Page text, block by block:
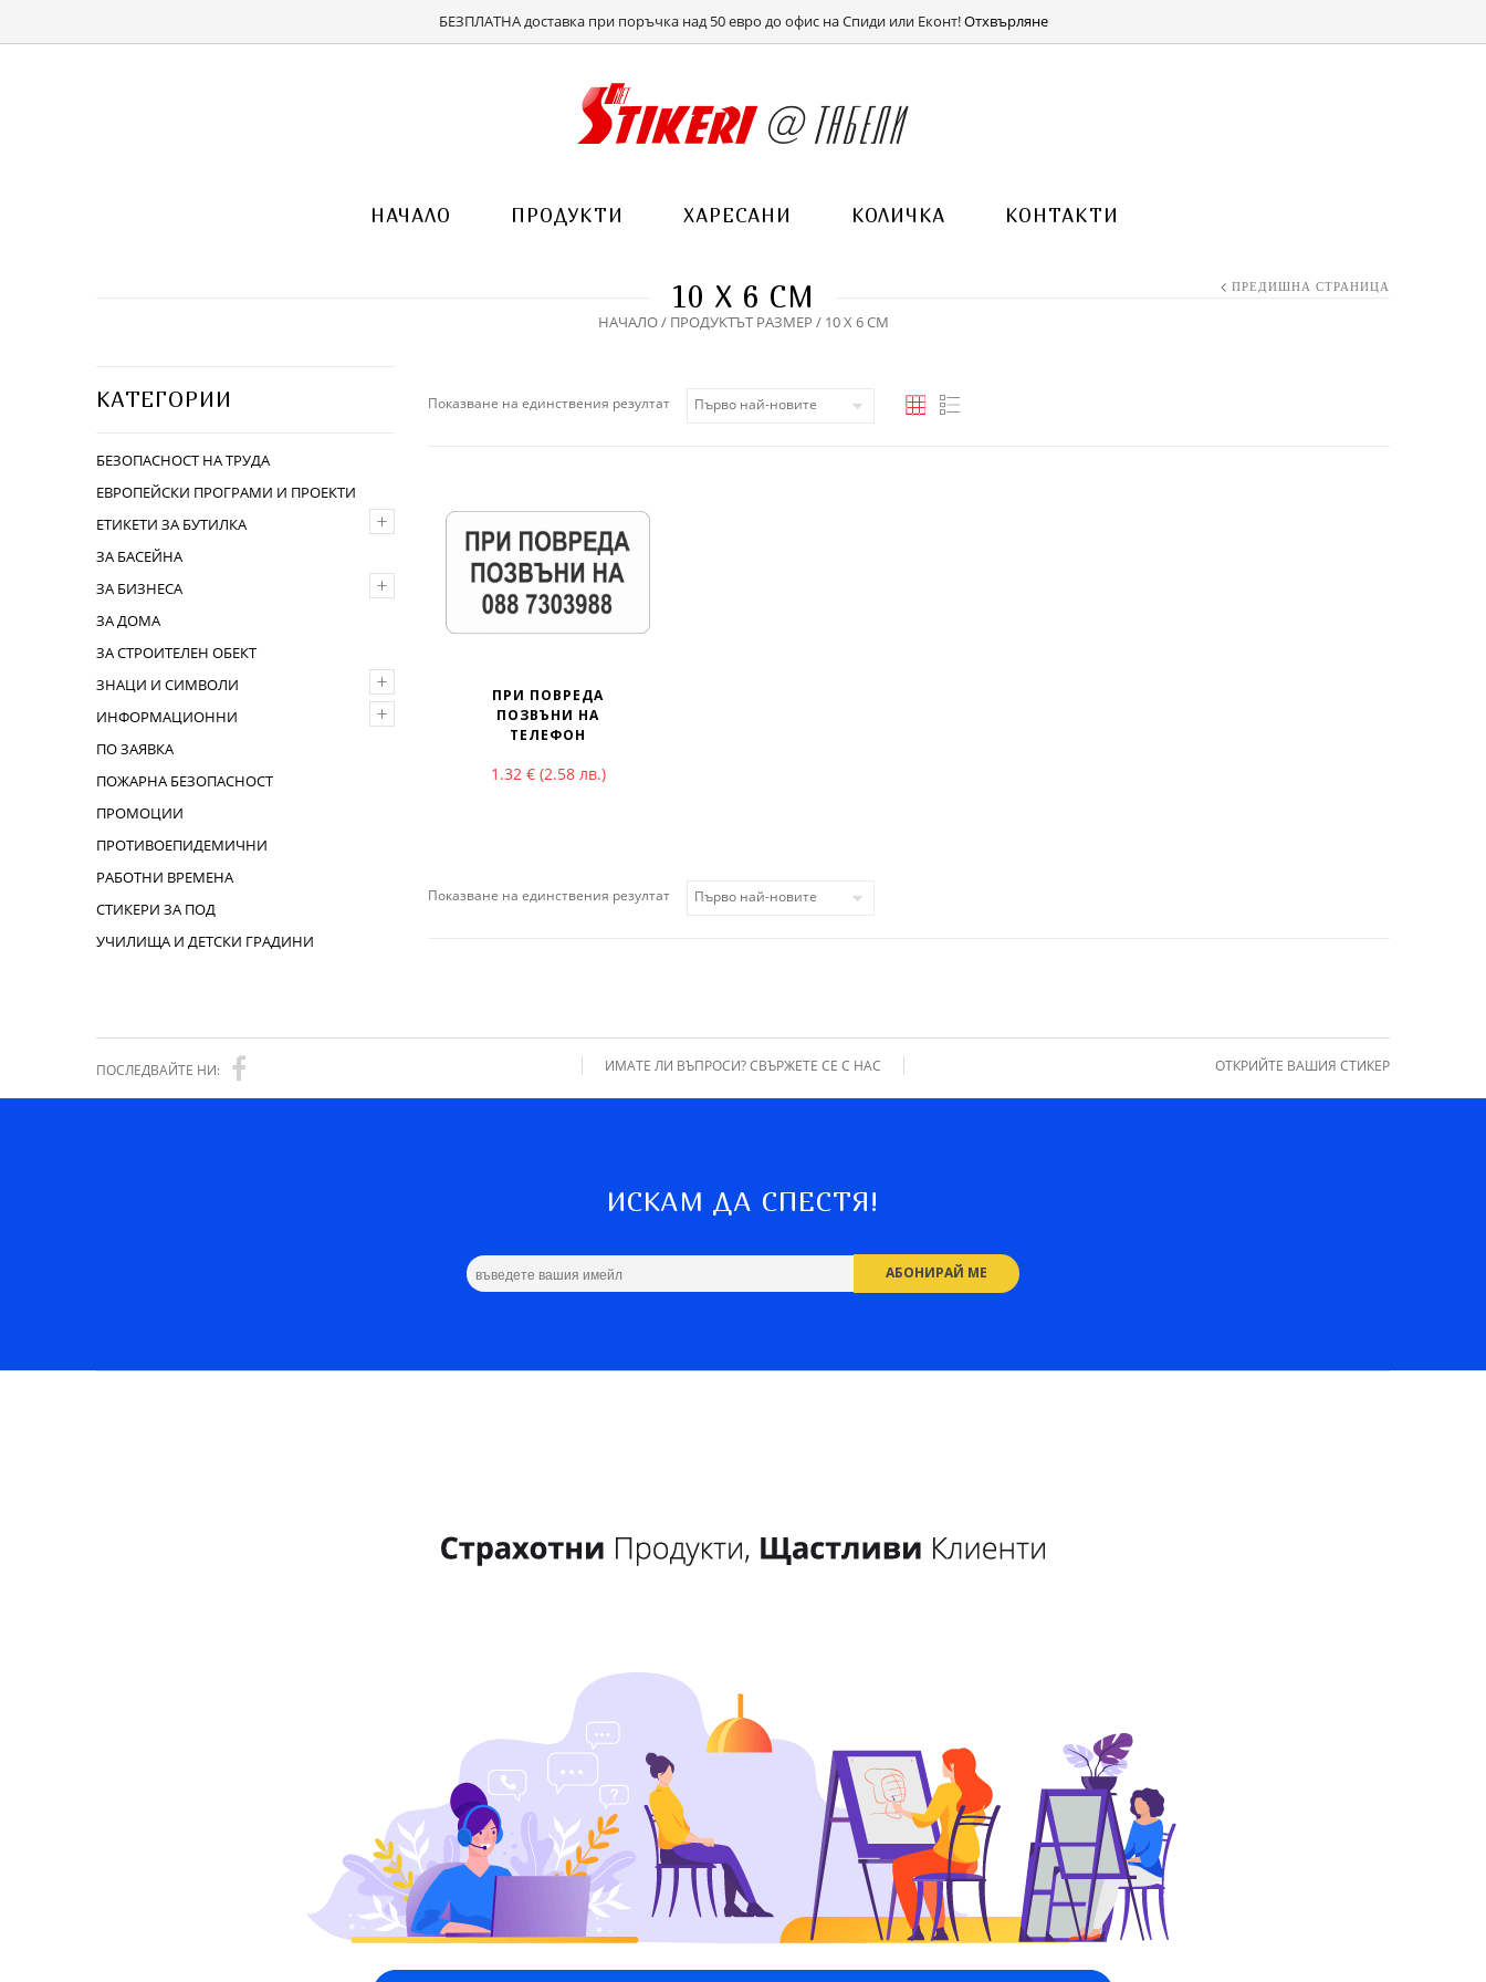
БЕЗПЛАТНА доставка при поръчка над 50 евро до офис на Спиди или Еконт!Отхвърляне
ВХОД РЕГИСТРАЦИЯ
НАЧАЛО ПРОДУКТИ ХАРЕСАНИ КОЛИЧКА КОНТАКТИ
10 Х 6 СМ
НАЧАЛО/ ПРОДУКТЪТ РАЗМЕР / 10 Х 6 СМ
ПРЕДИШНА СТРАНИЦА
КАТЕГОРИИ
БЕЗОПАСНОСТ НА ТРУДА
ЕВРОПЕЙСКИ ПРОГРАМИ И ПРОЕКТИ
+
ЕТИКЕТИ ЗА БУТИЛКА
ЗА БАСЕЙНА
+
ЗА БИЗНЕСА
ЗА ДОМА
ЗА СТРОИТЕЛЕН ОБЕКТ
+
ЗНАЦИ И СИМВОЛИ
+
ИНФОРМАЦИОННИ
ПО ЗАЯВКА
ПОЖАРНА БЕЗОПАСНОСТ
ПРОМОЦИИ
ПРОТИВОЕПИДЕМИЧНИ
РАБОТНИ ВРЕМЕНА
СТИКЕРИ ЗА ПОД
УЧИЛИЩА И ДЕТСКИ ГРАДИНИ
Показване на единствения резултат
ПРИ ПОВРЕДА
ПОЗВЪНИ НА
ТЕЛЕФОН
1.32 € (2.58 лв.)
Показване на единствения резултат
ПОСЛЕДВАЙТЕ НИ: ИМАТЕ ЛИ ВЪПРОСИ? СВЪРЖЕТЕ СЕ С НАС ОТКРИЙТЕ ВАШИЯ СТИКЕР
ИСКАМ ДА СПЕСТЯ!